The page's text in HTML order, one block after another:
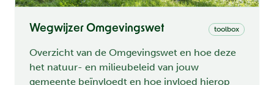
toolbox
Wegwijzer Omgevingswet
Overzicht van de Omgevingswet en hoe deze
het natuur- en milieubeleid van jouw
gemeente beïnvloedt en hoe invloed hierop